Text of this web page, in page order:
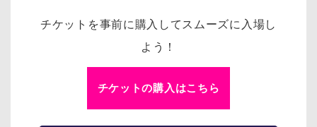
チケットを事前に購入してスムーズに入場し
よう！
チケットの購入はこちら